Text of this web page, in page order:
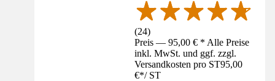
(24)
Preis — 95,00 € * Alle Preise
inkl. MwSt. und ggf. zzgl.
Versandkosten pro ST95,00
€*/ ST